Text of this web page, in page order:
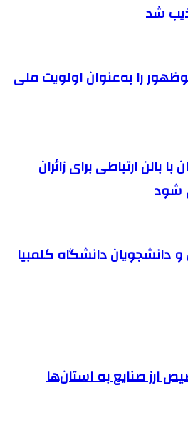
را به‌عنوان اولویت ملی
بالن ارتباطی برای زائران
شود
و دانشجویان دانشگاه کلمبیا
ارز صنایع به استان‌ها